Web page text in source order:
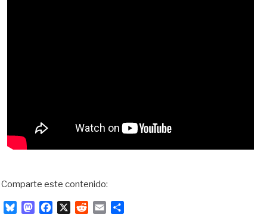
Comparte este contenido:
M
X